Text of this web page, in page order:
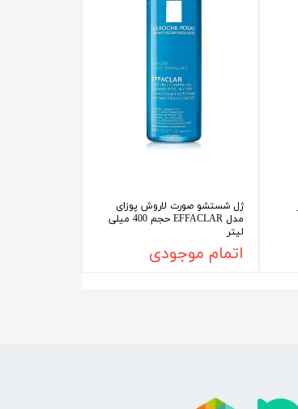
ژل شستشو صورت لاروش پوزای
مدل EFFACLAR حجم 400 میلی
لیتر
اتمام موجودی